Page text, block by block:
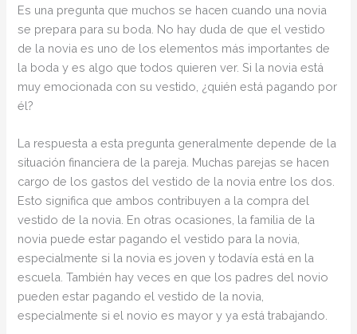
Es una pregunta que muchos se hacen cuando una novia
se prepara para su boda. No hay duda de que el vestido
de la novia es uno de los elementos más importantes de
la boda y es algo que todos quieren ver. Si la novia está
muy emocionada con su vestido, ¿quién está pagando por
él?
La respuesta a esta pregunta generalmente depende de la
situación financiera de la pareja. Muchas parejas se hacen
cargo de los gastos del vestido de la novia entre los dos.
Esto significa que ambos contribuyen a la compra del
vestido de la novia. En otras ocasiones, la familia de la
novia puede estar pagando el vestido para la novia,
especialmente si la novia es joven y todavía está en la
escuela. También hay veces en que los padres del novio
pueden estar pagando el vestido de la novia,
especialmente si el novio es mayor y ya está trabajando.